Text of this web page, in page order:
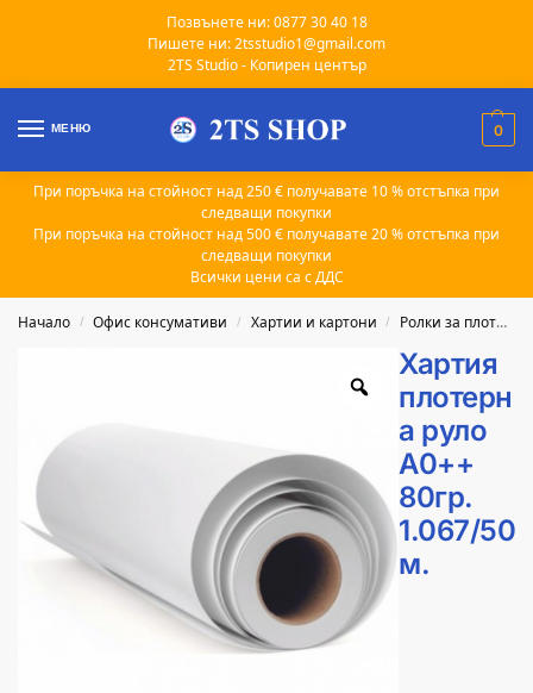
Позвънете ни: 0877 30 40 18
Пишете ни: 2tsstudio1@gmail.com
2TS Studio - Копирен център
МЕНЮ 0
При поръчка на стойност над 250 € получавате 10 % отстъпка при
следващи покупки
При поръчка на стойност над 500 € получавате 20 % отстъпка при
следващи покупки
Всички цени са с ДДС
Начало / Офис консумативи / Хартии и картони / Ролки за плотери
Хартия
плотерн
а руло
A0++
80гр.
1.067/50
м.